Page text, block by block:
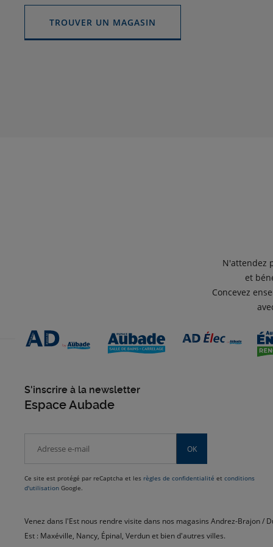
TROUVER UN MAGASIN
N'attendez
et
Concevez
S'inscrire à la newsletter
Espace Aubade
OK
Ce site est protégé par reCaptcha et les règles de confidentialité et conditions
d'utilisation Google.
Venez dans l'Est nous rendre visite dans nos magasins Andrez-Brajon /
Est : Maxéville, Nancy, Épinal, Verdun et bien d'autres villes.